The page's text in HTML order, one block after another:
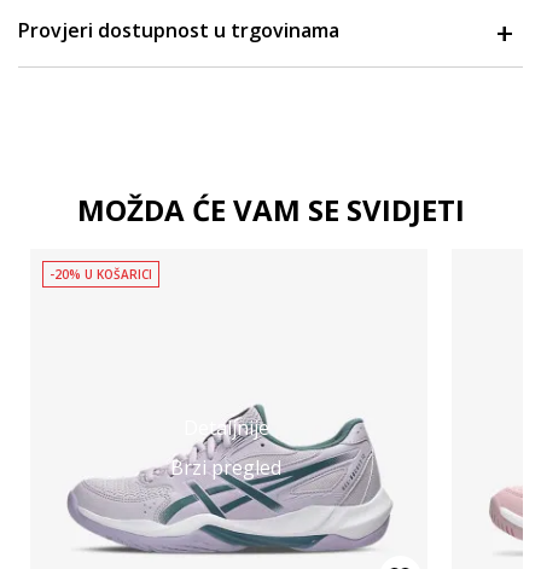
Provjeri dostupnost u trgovinama
MOŽDA ĆE VAM SE SVIDJETI
Detaljnije
Brzi pregled
-20% U KOŠARICI